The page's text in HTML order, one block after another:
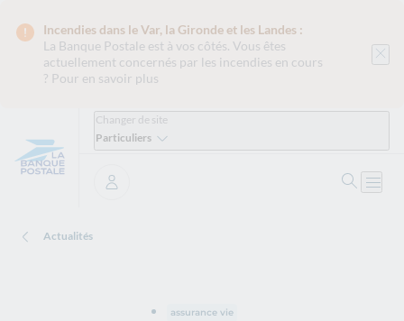
Incendies dans le Var, la Gironde et les Landes :
La Banque Postale est à vos côtés. Vous êtes
actuellement concernés par les incendies en cours
? Pour en savoir plus
Changer de site
Particuliers
Se connecter
Actualités
assurance vie